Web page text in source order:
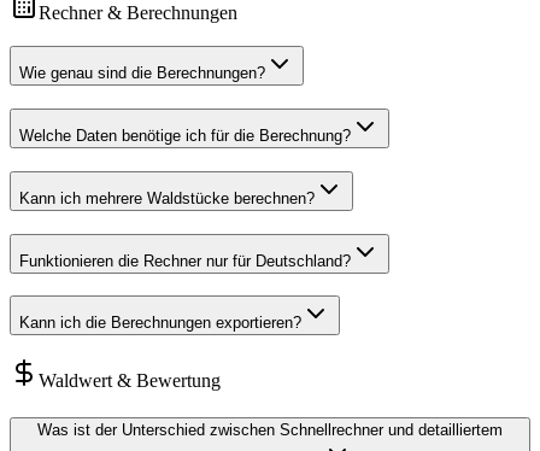
Rechner & Berechnungen
Wie genau sind die Berechnungen?
Welche Daten benötige ich für die Berechnung?
Kann ich mehrere Waldstücke berechnen?
Funktionieren die Rechner nur für Deutschland?
Kann ich die Berechnungen exportieren?
Waldwert & Bewertung
Was ist der Unterschied zwischen Schnellrechner und detailliertem